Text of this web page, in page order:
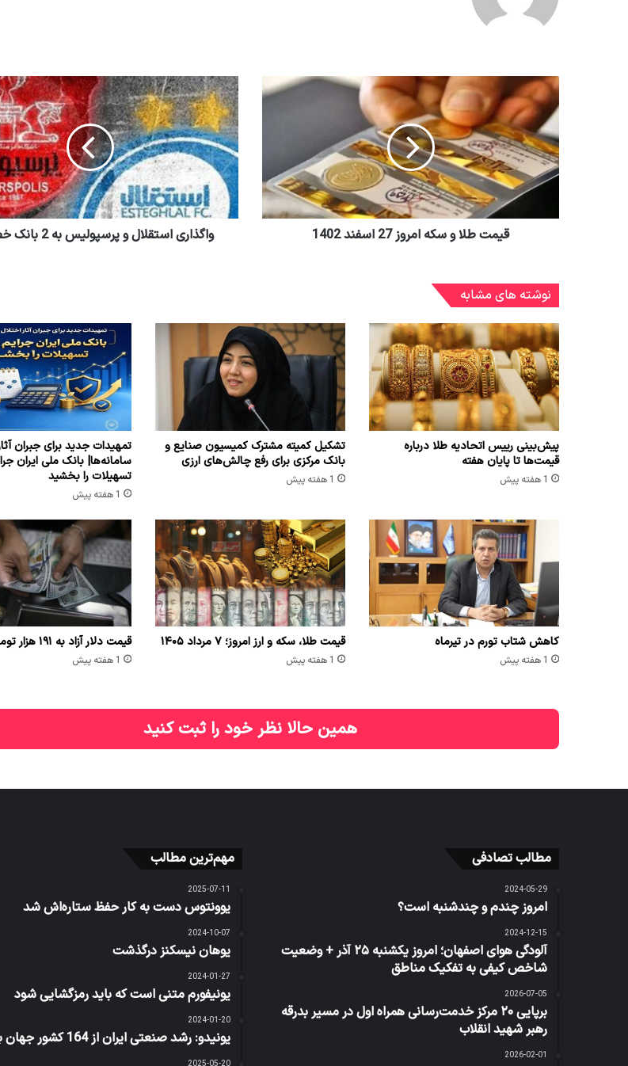
قیمت طلا و سکه امروز 27 اسفند 1402 واگذاری استقلال و پرسپولیس به 2 بانک خصوصی
نوشته های مشابه
پیش‌بینی رییس اتحادیه طلا درباره
قیمت‌ها تا پایان هفته
1 هفته پیش
تشکیل کمیته مشترک کمیسیون صنایع و
بانک مرکزی برای رفع چالش‌های ارزی
1 هفته پیش
تمهیدات جدید برای جبران
سامانه‌ها| بانک ملی ایران
تسهیلات را بخشید
1 هفته پیش
کاهش شتاب تورم در تیرماه
1 هفته پیش
قیمت طلا، سکه و ارز امروز؛ ۷ مرداد ۱۴۰۵
1 هفته پیش
قیمت دلار آزاد به ۱۹۱ هزار تومان رسید
1 هفته پیش
همین حالا نظر خود را ثبت کنید
مطالب تصادفی
2024-05-29
امروز چندم و چندشنبه است؟
2024-12-15
آلودگی هوای اصفهان؛ امروز یکشنبه ۲۵ آذر + وضعیت
شاخص کیفی به تفکیک مناطق
2026-07-05
برپایی ۲۰ مرکز خدمت‌رسانی همراه اول در مسیر بدرقه
رهبر شهید انقلاب
2026-02-01
مهم‌ترین مطالب
2025-07-11
یوونتوس دست به کار حفظ ستاره‌اش شد
2024-10-07
یوهان نیسکنز درگذشت
2024-01-27
یونیفورم متنی است که باید رمزگشایی شود
2024-01-20
یونیدو: رشد صنعتی ایران از 164 کشور جهان بیشتر شد